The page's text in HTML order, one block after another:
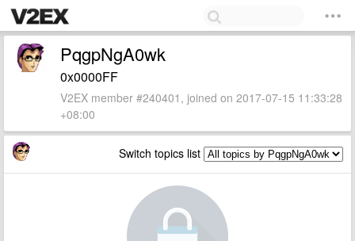
PqgpNgA0wk
0x0000FF
V2EX member #240401, joined on 2017-07-15 11:33:28
+08:00
Switch topics list